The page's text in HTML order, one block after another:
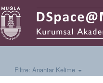
Filtre: Anahtar Kelime